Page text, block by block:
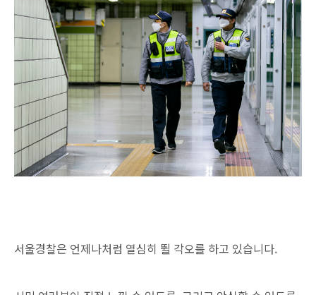
서울경찰은 언제나처럼 열심히 뛸 각오를 하고 있습니다.